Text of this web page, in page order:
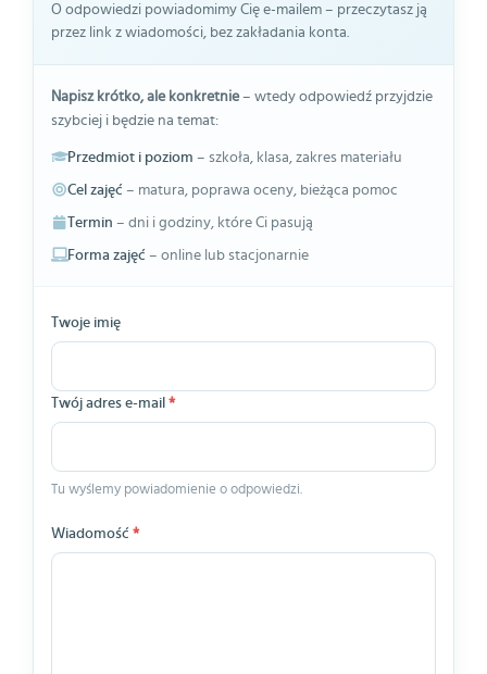
O odpowiedzi powiadomimy Cię e-mailem – przeczytasz ją
przez link z wiadomości, bez zakładania konta.
Napisz krótko, ale konkretnie– wtedy odpowiedź przyjdzie
szybciej i będzie na temat:
Przedmiot i poziom – szkoła, klasa, zakres materiału
Cel zajęć – matura, poprawa oceny, bieżąca pomoc
Termin – dni i godziny, które Ci pasują
Forma zajęć – online lub stacjonarnie
Twoje imię
Twój adres e-mail *
Tu wyślemy powiadomienie o odpowiedzi.
Wiadomość *